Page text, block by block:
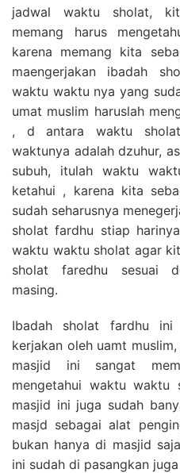
jadwal waktu sholat,
memang harus
karena memang kita
maengerjakan ibadah
waktu waktu nya yang
umat muslim haruslah
, d antara waktu
waktunya adalah dzuhur,
subuh, itulah waktu
ketahui , karena kita
sudah seharusnya
sholat fardhu stiap
waktu waktu sholat agar
sholat faredhu sesuai
masing.
Ibadah sholat fardhu
kerjakan oleh uamt
masjid ini sangat
mengetahui waktu
masjid ini juga sudah
masjd sebagai alat
bukan hanya di masjid
ini sudah di pasangkan